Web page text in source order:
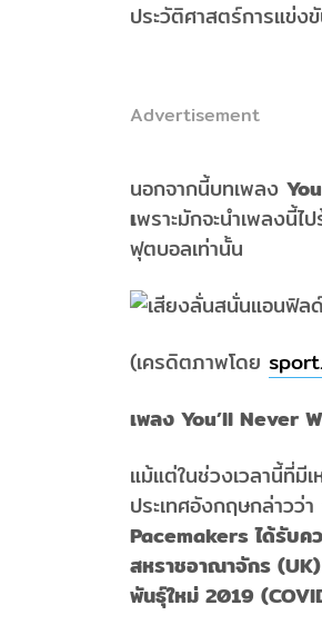
ประวัติศาสตร์การแข่ง
Advertisement
นอกจากนี้บทเพลง
เพราะมักจะนำเพลงนี้ไ
ฟุตบอลเท่านั้น
(เครดิตภาพโดย
เพลง You’ll Never
แม้แต่ในช่วงเวลานี้ที่มี
ประเทศอังกฤษกล่าวว่า
Pacemakers ได้รับค
สหราชอาณาจักร
พันธุ์ใหม่ 2019